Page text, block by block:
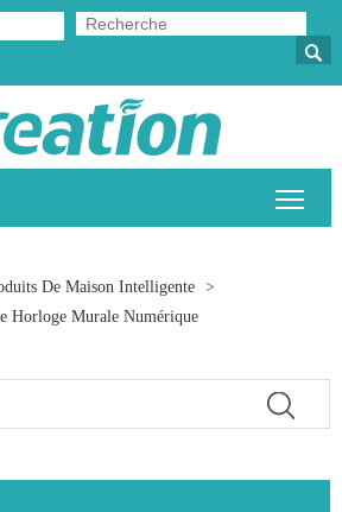

De Maison Intelligente
>
Horloge Murale Numérique